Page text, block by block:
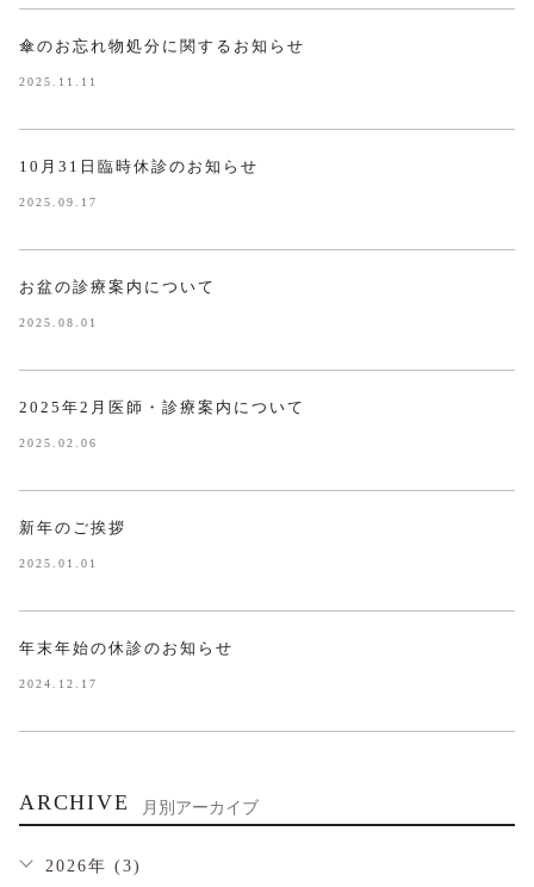
傘のお忘れ物処分に関するお知らせ
2025.11.11
10月31日臨時休診のお知らせ
2025.09.17
お盆の診療案内について
2025.08.01
2025年2月医師・診療案内について
2025.02.06
新年のご挨拶
2025.01.01
年末年始の休診のお知らせ
2024.12.17
ARCHIVE 月別アーカイブ
2026年 (3)